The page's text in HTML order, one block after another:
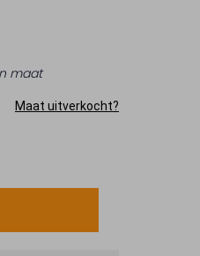
maat
Maat uitverkocht?